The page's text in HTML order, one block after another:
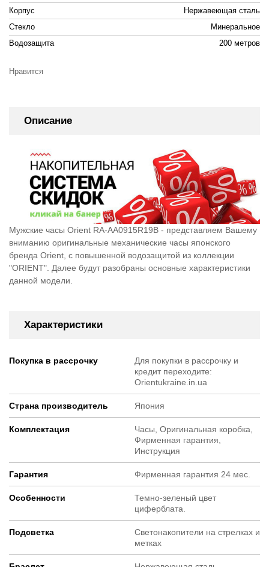
Корпус
Нержавеющая сталь
Стекло
Минеральное
Водозащита
200 метров
Нравится
Описание
Мужские часы Orient RA-AA0915R19B - представляем Вашему
вниманию оригинальные механические часы японского
бренда Orient, c повышенной водозащитой из коллекции
"ORIENT". Далее будут разобраны основные характеристики
данной модели.
Характеристики
Покупка в рассрочку
Для покупки в рассрочку и
кредит переходите:
Orientukraine.in.ua
Страна производитель Япония
Комплектация
Часы, Оригинальная коробка,
Фирменная гарантия,
Инструкция
Гарантия Фирменная гарантия 24 мес.
Особенности
Темно-зеленый цвет
циферблата.
Подсветка
Светонакопители на стрелках и
метках